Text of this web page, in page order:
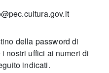
della password di
nostri uffici ai numeri di
indicati.